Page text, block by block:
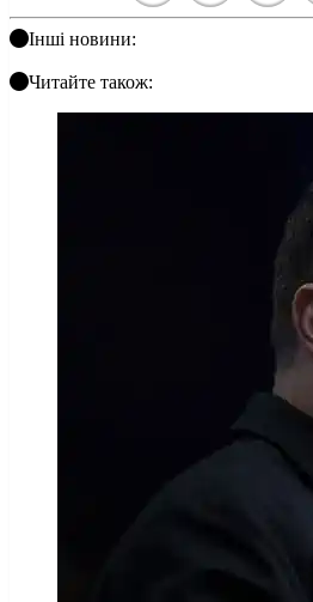
Інші новини:
Читайте також: